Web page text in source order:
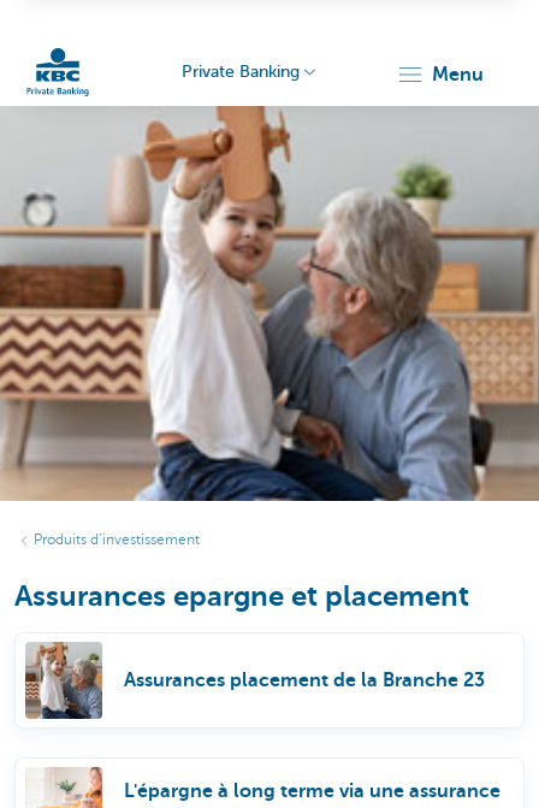
Private Banking menu
Produits d’investissement
Assurances epargne et placement
Assurances placement de la Branche 23
L'épargne à long terme via une assurance